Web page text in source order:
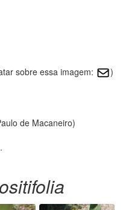
sobre essa imagem:
)
de Macaneiro)